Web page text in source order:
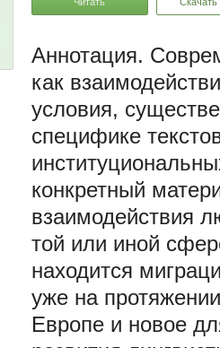
как
условия,
специфике
конкретный
взаимодействия
той или иной
находится
уже на
Европе и новое